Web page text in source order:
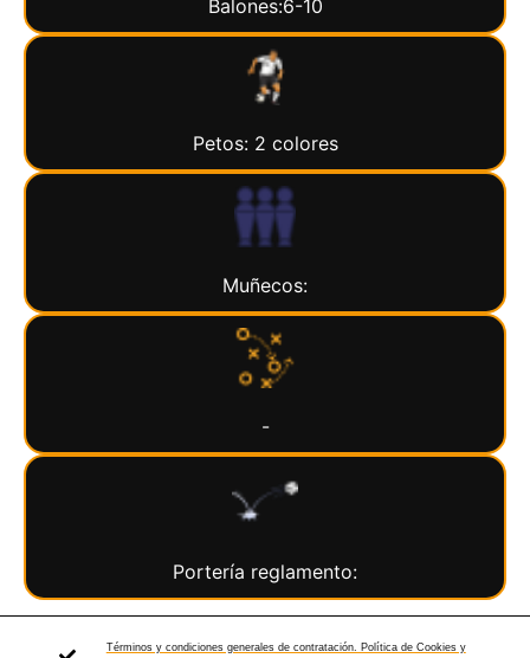
Balones:6-10
Petos: 2 colores
Muñecos:
-
Portería reglamento:
Términos y condiciones generales de contratación. Política de Cookies y